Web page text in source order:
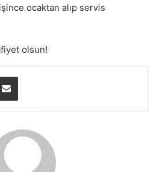
ocaktan alıp servis
olsun!
E-Posta ile paylaş